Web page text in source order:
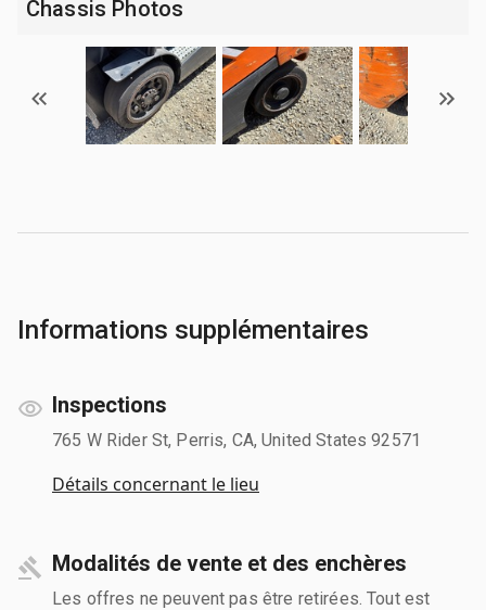
Chassis Photos
Informations supplémentaires
Inspections
765 W Rider St, Perris, CA, United States 92571
Détails concernant le lieu
Modalités de vente et des enchères
Les offres ne peuvent pas être retirées. Tout est